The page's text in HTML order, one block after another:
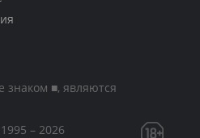
■, являются
– 2026